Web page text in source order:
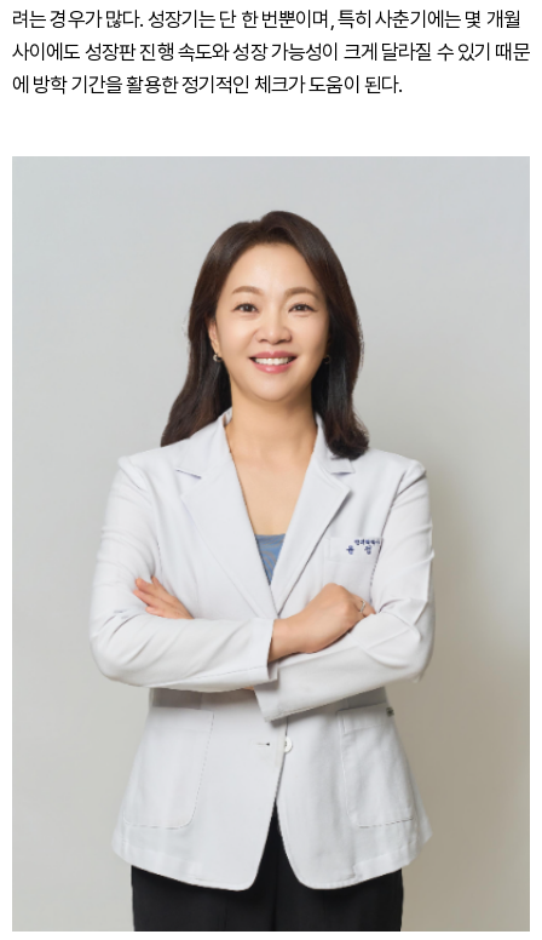
려는 경우가 많다. 성장기는 단 한 번뿐이며, 특히 사춘기에는 몇 개월
사이에도 성장판 진행 속도와 성장 가능성이 크게 달라질 수 있기 때문
에 방학 기간을 활용한 정기적인 체크가 도움이 된다.